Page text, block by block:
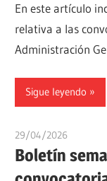
En este artículo
relativa a las
Administración
Sigue leyendo
29/04/2026
Boletín